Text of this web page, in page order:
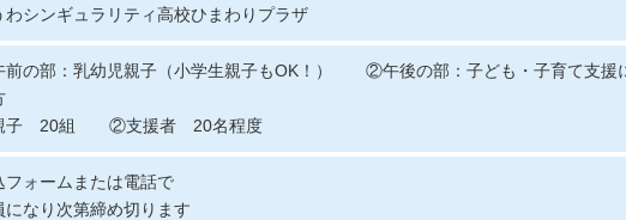
わシンギュラリティ高校ひまわりプラザ
の部：乳幼児親子（小学生親子もOK！） ②午後の部：子ども・子育て支援
子 20組 ②支援者 20名程度
フォームまたは電話で
になり次第締め切ります